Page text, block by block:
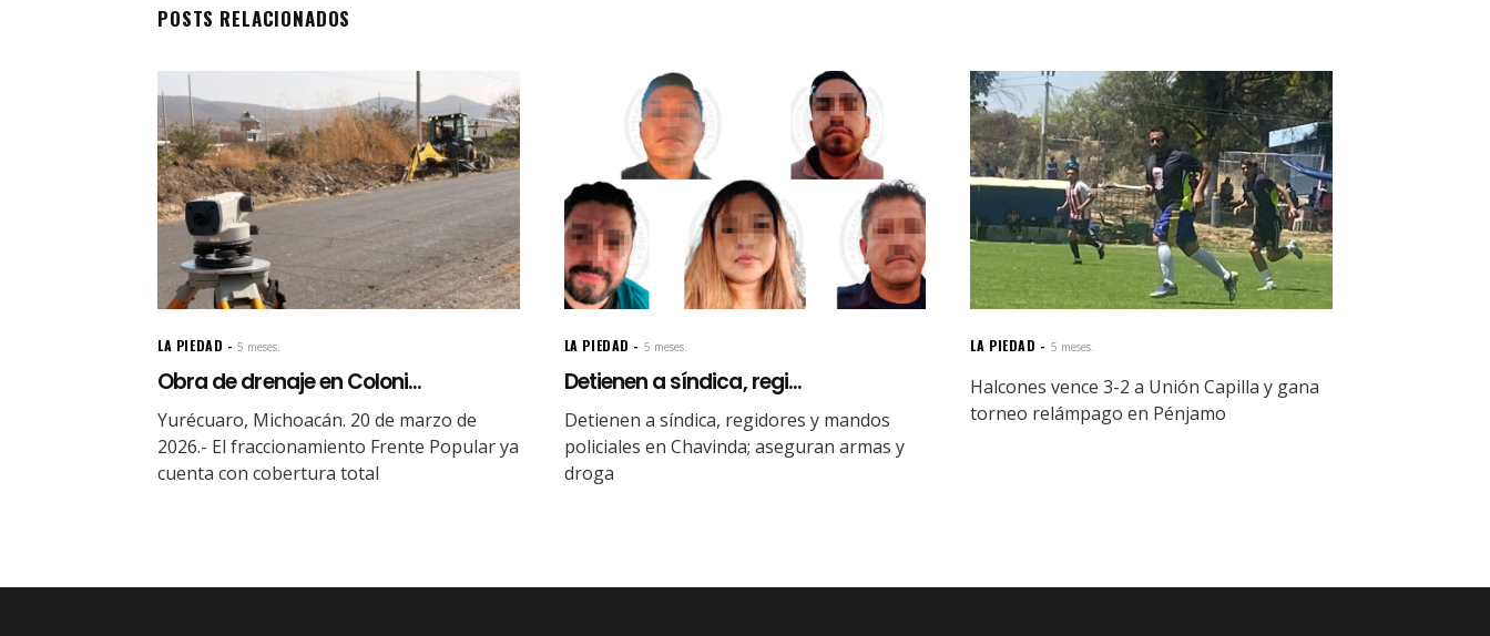
POSTS RELACIONADOS
LA PIEDAD 5 meses.
Obra de drenaje en Coloni...
Yurécuaro, Michoacán. 20 de marzo de
2026.- El fraccionamiento Frente Popular ya
cuenta con cobertura total
LA PIEDAD 5 meses.
Detienen a síndica, regi...
Detienen a síndica, regidores y mandos
policiales en Chavinda; aseguran armas y
droga
LA PIEDAD 5 meses.
Halcones vence 3-2 a Unión Capilla y gana
torneo relámpago en Pénjamo